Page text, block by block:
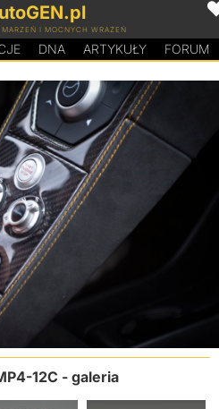
I MOCNYCH WRAŻEŃ
DNA ARTYKUŁY FORUM
12C - galeria